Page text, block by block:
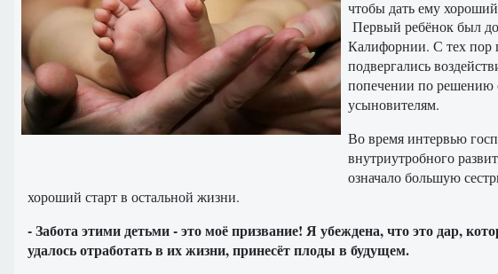
чтобы дать ему
Первый ребёнок был
Калифорнии. С тех пор
подвергались
попечении по решению
усыновителям.
Во время интервью
внутриутробного
означало большую
хороший старт в остальной жизни.
- Забота этими детьми - это моё призвание! Я убеждена, что это дар,
удалось отработать в их жизни, принесёт плоды в будущем.